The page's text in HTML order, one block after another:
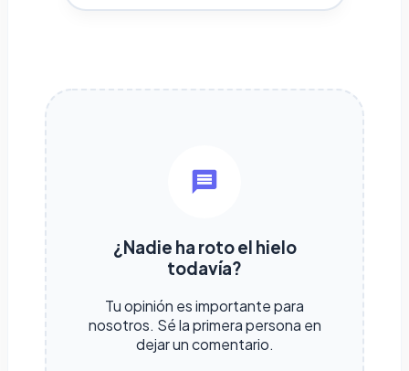
¿Nadie ha roto el hielo
todavía?
Tu opinión es importante para
nosotros. Sé la primera persona en
dejar un comentario.